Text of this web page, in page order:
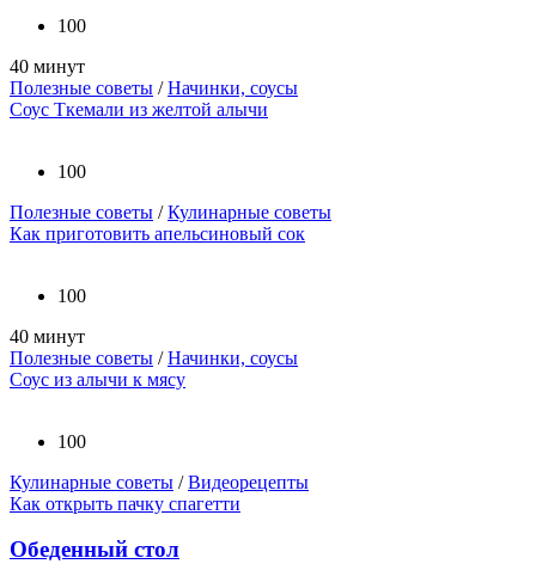
100
40 минут
Полезные советы /Начинки, соусы
Соус Ткемали из желтой алычи
100
Полезные советы /Кулинарные советы
Как приготовить апельсиновый сок
100
40 минут
Полезные советы /Начинки, соусы
Соус из алычи к мясу
100
Кулинарные советы /Видеорецепты
Как открыть пачку спагетти
Обеденный стол